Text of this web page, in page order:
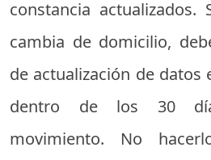
constancia actualizados.
cambia de domicilio,
de actualización de datos
dentro de los 30
movimiento. No